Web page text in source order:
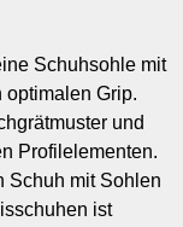
Schuhsohle mit
optimalen Grip.
und
Profilelementen.
Schuh mit Sohlen
ist